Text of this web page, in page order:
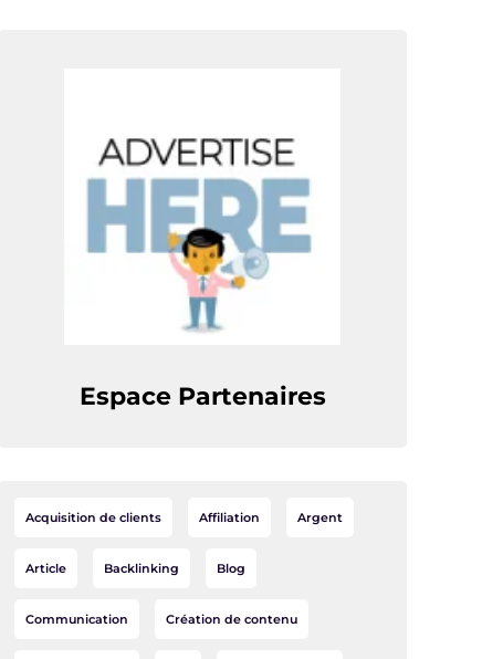
Espace Partenaires
Acquisition de clients Affiliation Argent
Article Backlinking Blog
Communication Création de contenu